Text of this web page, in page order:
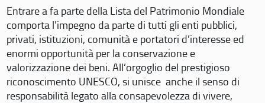
Entrare a fa parte della Lista del Patrimonio Mondiale
comporta l’impegno da parte di tutti gli enti pubblici,
privati, istituzioni, comunità e portatori d’interesse ed
enormi opportunità per la conservazione e
valorizzazione dei beni. All’orgoglio del prestigioso
riconoscimento UNESCO, si unisce anche il senso di
responsabilità legato alla consapevolezza di vivere,